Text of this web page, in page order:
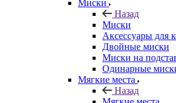
Миски
Назад
Миски
Аксессуары для
Двойные миски
Миски на
Одинарные
Мягкие места
Назад